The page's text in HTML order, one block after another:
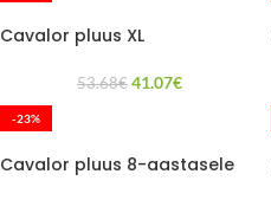
Cavalor pluus XL
53.68€ 41.07€
-23%
Cavalor pluus 8-aastasele